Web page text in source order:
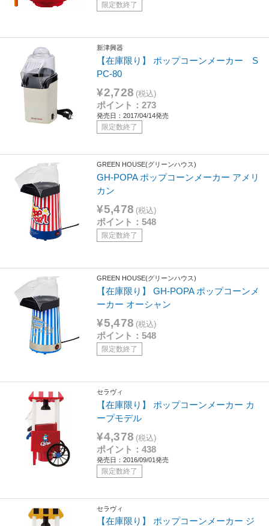
限定数終了
新津興器
【在庫限り】 ポップコーンメーカー S
PC-80
¥2,728 (税込)
ポイント：273
発売日：2017/04/14発売
限定数終了
GREEN HOUSE(グリーンハウス)
GH-POPA ポップコーンメーカー アメリ
カン
¥5,478 (税込)
ポイント：548
限定数終了
GREEN HOUSE(グリーンハウス)
【在庫限り】 GH-POPA ポップコーンメ
ーカー オーシャン
¥5,478 (税込)
ポイント：548
限定数終了
セラヴィ
【在庫限り】 ポップコーンメーカー カ
ープモデル
¥4,378 (税込)
ポイント：438
発売日：2016/09/01発売
限定数終了
セラヴィ
【在庫限り】 ポップコーンメーカー ジ